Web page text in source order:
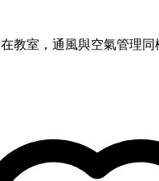
教室，通風與空氣管理同